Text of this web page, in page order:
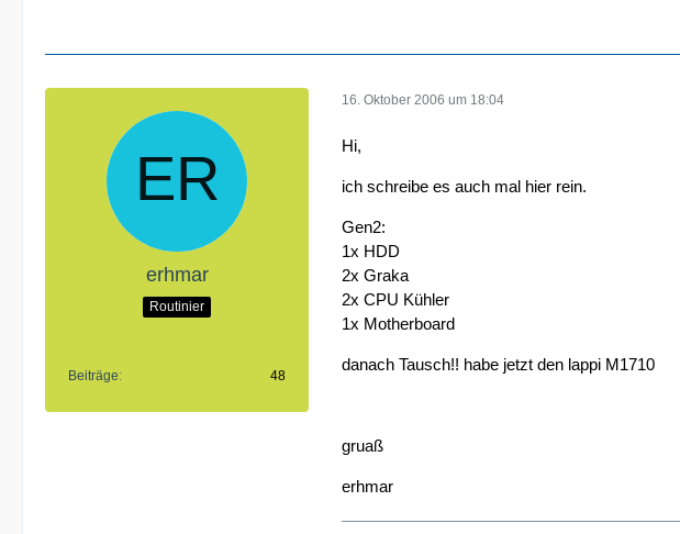
erhmar
Routinier
Beiträge 48
16. Oktober 2006 um 18:04
Hi,
ich schreibe es auch mal hier rein.
Gen2:
1x HDD
2x Graka
2x CPU Kühler
1x Motherboard
danach Tausch!! habe jetzt den lappi M1710
gruaß
erhmar